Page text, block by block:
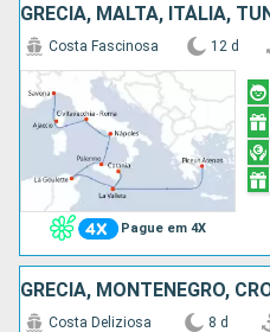
Pague em 4X
Costa Fascinosa 12 d
GRÉCIA, MONTENEGRO,
Costa Deliziosa 8 d